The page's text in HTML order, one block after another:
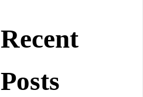
Recent
Posts